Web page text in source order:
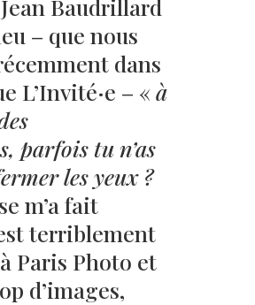
Baudrillard
– que nous
dans
L’Invité·e – « à
parfois tu n’as
les yeux ?
m’a fait
terriblement
Paris Photo et
d’images,